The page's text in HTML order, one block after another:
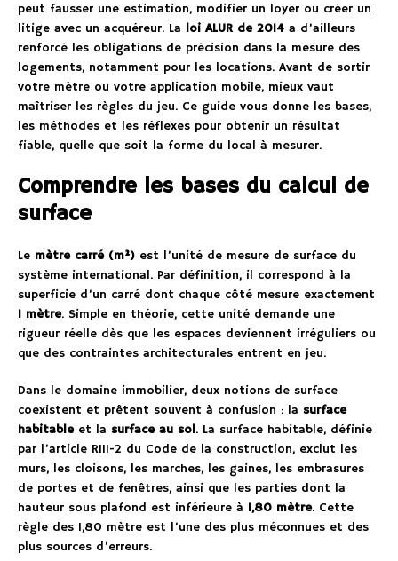
peut fausser une estimation, modifier un loyer ou créer un
litige avec un acquéreur. La loi ALUR de 2014 a d’ailleurs
renforcé les obligations de précision dans la mesure des
logements, notamment pour les locations. Avant de sortir
votre mètre ou votre application mobile, mieux vaut
maîtriser les règles du jeu. Ce guide vous donne les bases,
les méthodes et les réflexes pour obtenir un résultat
fiable, quelle que soit la forme du local à mesurer.
Comprendre les bases du calcul de
surface
Le mètre carré (m²) est l’unité de mesure de surface du
système international. Par définition, il correspond à la
superficie d’un carré dont chaque côté mesure exactement
1 mètre. Simple en théorie, cette unité demande une
rigueur réelle dès que les espaces deviennent irréguliers ou
que des contraintes architecturales entrent en jeu.
Dans le domaine immobilier, deux notions de surface
coexistent et prêtent souvent à confusion : la surface
habitableet la surface au sol. La surface habitable, définie
par l’article R111-2 du Code de la construction, exclut les
murs, les cloisons, les marches, les gaines, les embrasures
de portes et de fenêtres, ainsi que les parties dont la
hauteur sous plafond est inférieure à 1,80 mètre. Cette
règle des 1,80 mètre est l’une des plus méconnues et des
plus sources d’erreurs.